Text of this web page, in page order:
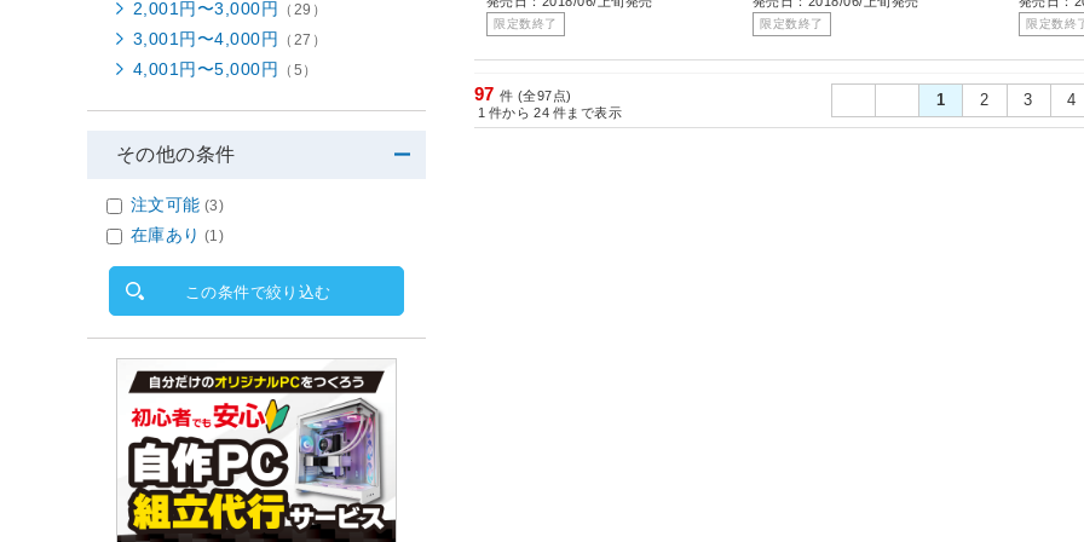
限定数終了 限定数終了 限定数終
97 件 (全97点)
1 件から 24 件まで表示
1 2 3 4
2,001円〜3,000円 （29）
3,001円〜4,000円 （27）
4,001円〜5,000円 （5）
その他の条件
注文可能 (3)
在庫あり (1)
この条件で絞り込む